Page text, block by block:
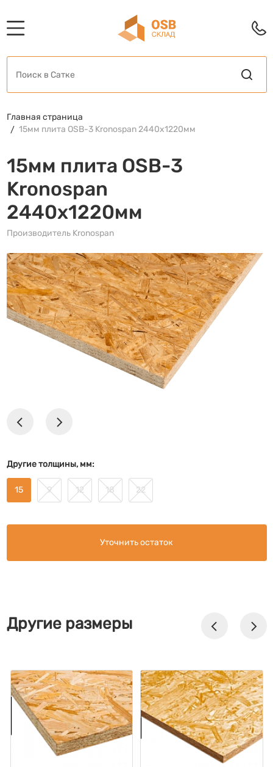
Главная страница
15мм плита OSB-3 Kronospan 2440x1220мм
15мм плита OSB-3
Kronospan
2440x1220мм
Производитель Kronospan
Другие толщины, мм:
15 9 12 18 22
Уточнить остаток
Другие размеры